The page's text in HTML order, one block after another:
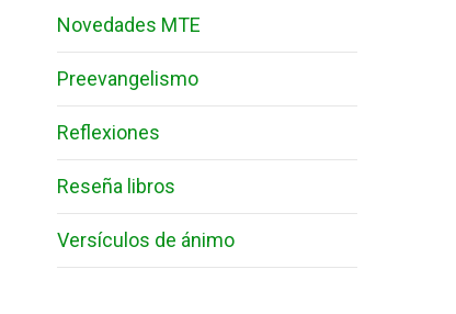
Novedades MTE
Preevangelismo
Reflexiones
Reseña libros
Versículos de ánimo